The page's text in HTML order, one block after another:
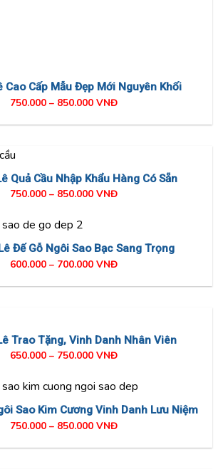
Cao Cấp Mẫu Đẹp Mới Nguyên Khối
750.000 – 850.000 VNĐ
Quả Cầu Nhập Khẩu Hàng Có Sẵn
750.000 – 850.000 VNĐ
Đế Gỗ Ngôi Sao Bạc Sang Trọng
600.000 – 700.000 VNĐ
Trao Tặng, Vinh Danh Nhân Viên
650.000 – 750.000 VNĐ
Sao Kim Cương Vinh Danh Lưu Niệm
750.000 – 850.000 VNĐ